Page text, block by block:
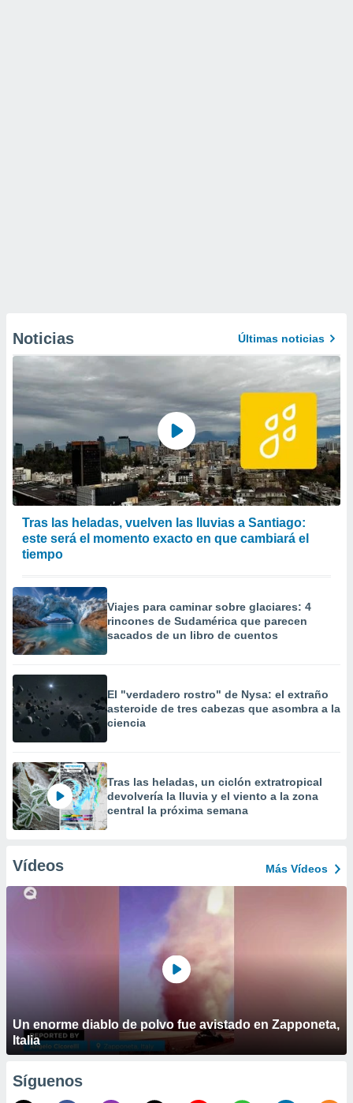
Noticias Últimas noticias
Tras las heladas, vuelven las lluvias a Santiago:
este será el momento exacto en que cambiará el
tiempo
Viajes para caminar sobre glaciares: 4
rincones de Sudamérica que parecen
sacados de un libro de cuentos
El "verdadero rostro" de Nysa: el extraño
asteroide de tres cabezas que asombra a la
ciencia
Tras las heladas, un ciclón extratropical
devolvería la lluvia y el viento a la zona
central la próxima semana
Vídeos Más Vídeos
Un enorme diablo de polvo fue avistado en Zapponeta,
Italia
Síguenos